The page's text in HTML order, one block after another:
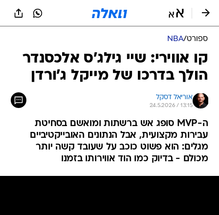
ספורט/
NBA
קו אווירי: שיי גילג'ס אלכסנדר
הולך בדרכו של מייקל ג'ורדן
אוריאל דסקל
24.5.2026 / 13:15
ה-MVP סופג אש ברשתות ומואשם בסחיטת
עבירות מקצועית, אבל הנתונים האובייקטיביים
מגלים: הוא פשוט כוכב על שעובד קשה יותר
מכולם - בדיוק כמו הוד אווירותו בזמנו